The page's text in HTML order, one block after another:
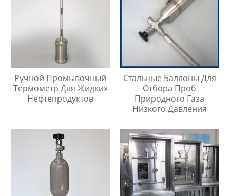
Ручной Промывочный
Термометр Для Жидких
Нефтепродуктов
Стальные Баллоны Для
Отбора Проб
Природного Газа
Низкого Давления